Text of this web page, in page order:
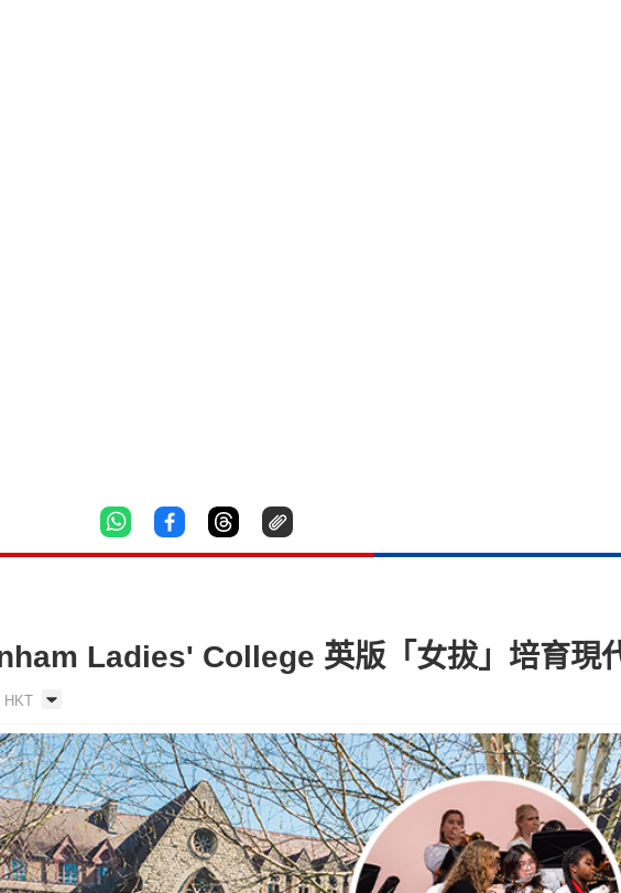
Ladies' College 英版「女拔」培育現
HKT